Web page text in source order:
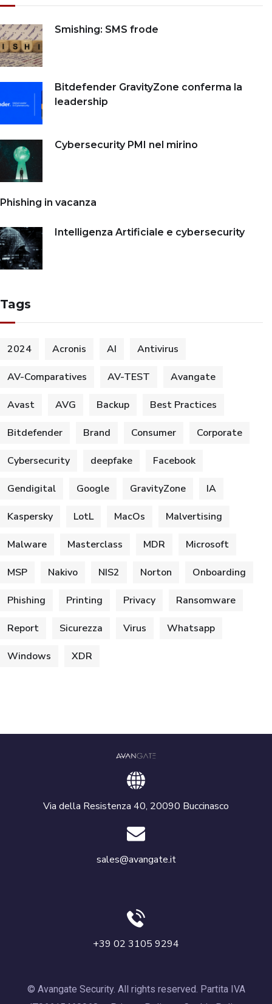
Smishing: SMS frode
Bitdefender GravityZone conferma la
leadership
Cybersecurity PMI nel mirino
Phishing in vacanza
Intelligenza Artificiale e cybersecurity
Tags
2024 Acronis AI Antivirus
AV-Comparatives AV-TEST Avangate
Avast AVG Backup Best Practices
Bitdefender Brand Consumer Corporate
Cybersecurity deepfake Facebook
Gendigital Google GravityZone IA
Kaspersky LotL MacOs Malvertising
Malware Masterclass MDR Microsoft
MSP Nakivo NIS2 Norton Onboarding
Phishing Printing Privacy Ransomware
Report Sicurezza Virus Whatsapp
Windows XDR
Via della Resistenza 40, 20090 Buccinasco
sales@avangate.it
+39 02 3105 9294
© Avangate Security. All rights reserved. Partita IVA